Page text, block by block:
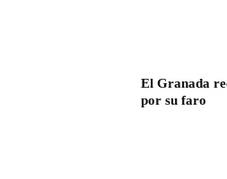
El Granada
por su faro